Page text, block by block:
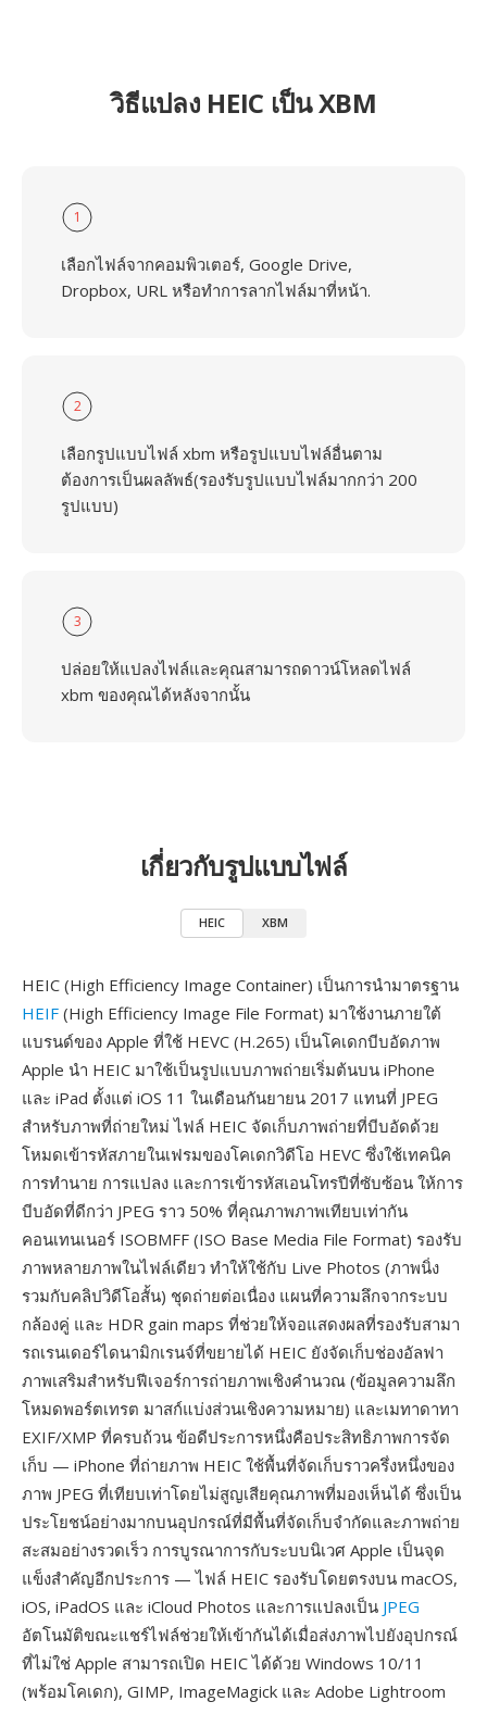
วิธีแปลง HEIC เป็น XBM
1
เลือกไฟล์จากคอมพิวเตอร์, Google Drive,
Dropbox, URL หรือทำการลากไฟล์มาที่หน้า.
2
เลือกรูปแบบไฟล์ xbm หรือรูปแบบไฟล์อื่นตาม
ต้องการเป็นผลลัพธ์(รองรับรูปแบบไฟล์มากกว่า 200
รูปแบบ)
3
ปล่อยให้แปลงไฟล์และคุณสามารถดาวน์โหลดไฟล์
xbm ของคุณได้หลังจากนั้น
เกี่ยวกับรูปแบบไฟล์
HEIC XBM
HEIC (High Efficiency Image Container) เป็นการนำมาตรฐาน
HEIF (High Efficiency Image File Format) มาใช้งานภายใต้
แบรนด์ของ Apple ที่ใช้ HEVC (H.265) เป็นโคเดกบีบอัดภาพ
Apple นำ HEIC มาใช้เป็นรูปแบบภาพถ่ายเริ่มต้นบน iPhone
และ iPad ตั้งแต่ iOS 11 ในเดือนกันยายน 2017 แทนที่ JPEG
สำหรับภาพที่ถ่ายใหม่ ไฟล์ HEIC จัดเก็บภาพถ่ายที่บีบอัดด้วย
โหมดเข้ารหัสภายในเฟรมของโคเดกวิดีโอ HEVC ซึ่งใช้เทคนิค
การทำนาย การแปลง และการเข้ารหัสเอนโทรปีที่ซับซ้อน ให้การ
บีบอัดที่ดีกว่า JPEG ราว 50% ที่คุณภาพภาพเทียบเท่ากัน
คอนเทนเนอร์ ISOBMFF (ISO Base Media File Format) รองรับ
ภาพหลายภาพในไฟล์เดียว ทำให้ใช้กับ Live Photos (ภาพนิ่ง
รวมกับคลิปวิดีโอสั้น) ชุดถ่ายต่อเนื่อง แผนที่ความลึกจากระบบ
กล้องคู่ และ HDR gain maps ที่ช่วยให้จอแสดงผลที่รองรับสามา
รถเรนเดอร์ไดนามิกเรนจ์ที่ขยายได้ HEIC ยังจัดเก็บช่องอัลฟา
ภาพเสริมสำหรับฟีเจอร์การถ่ายภาพเชิงคำนวณ (ข้อมูลความลึก
โหมดพอร์ตเทรต มาสก์แบ่งส่วนเชิงความหมาย) และเมทาดาทา
EXIF/XMP ที่ครบถ้วน ข้อดีประการหนึ่งคือประสิทธิภาพการจัด
เก็บ — iPhone ที่ถ่ายภาพ HEIC ใช้พื้นที่จัดเก็บราวครึ่งหนึ่งของ
ภาพ JPEG ที่เทียบเท่าโดยไม่สูญเสียคุณภาพที่มองเห็นได้ ซึ่งเป็น
ประโยชน์อย่างมากบนอุปกรณ์ที่มีพื้นที่จัดเก็บจำกัดและภาพถ่าย
สะสมอย่างรวดเร็ว การบูรณาการกับระบบนิเวศ Apple เป็นจุด
แข็งสำคัญอีกประการ — ไฟล์ HEIC รองรับโดยตรงบน macOS,
iOS, iPadOS และ iCloud Photos และการแปลงเป็น JPEG
อัตโนมัติขณะแชร์ไฟล์ช่วยให้เข้ากันได้เมื่อส่งภาพไปยังอุปกรณ์
ที่ไม่ใช่ Apple สามารถเปิด HEIC ได้ด้วย Windows 10/11
(พร้อมโคเดก), GIMP, ImageMagick และ Adobe Lightroom